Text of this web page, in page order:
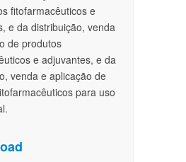
fitofarmacêuticos e
e da distribuição, venda
de produtos
e adjuvantes, e da
venda e aplicação de
para uso